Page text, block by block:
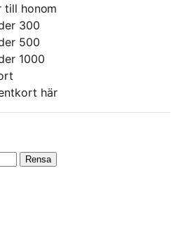
till honom
300
500
1000
här
Rensa